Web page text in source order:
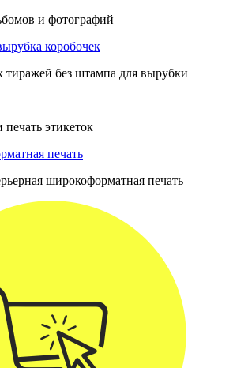
и фотографий
коробочек
без штампа для вырубки
этикеток
печать
широкоформатная печать